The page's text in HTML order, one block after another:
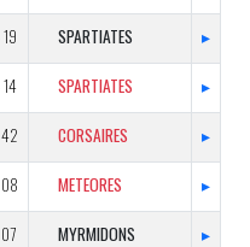
SPARTIATES ▸
SPARTIATES ▸
CORSAIRES ▸
METEORES ▸
MYRMIDONS ▸